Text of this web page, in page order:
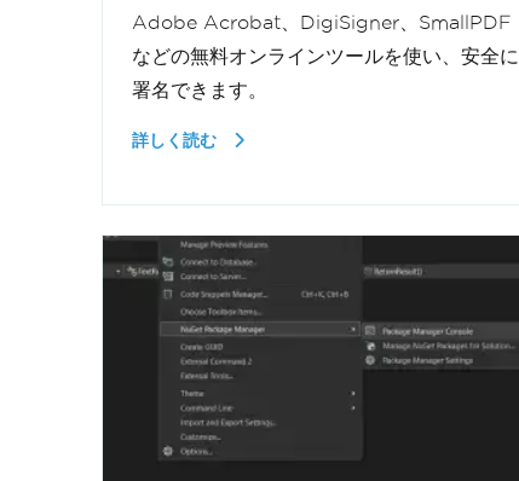
Adobe Acrobat、DigiSigner、SmallPDF
などの無料オンラインツールを使い、安全に
署名できます。
詳しく読む